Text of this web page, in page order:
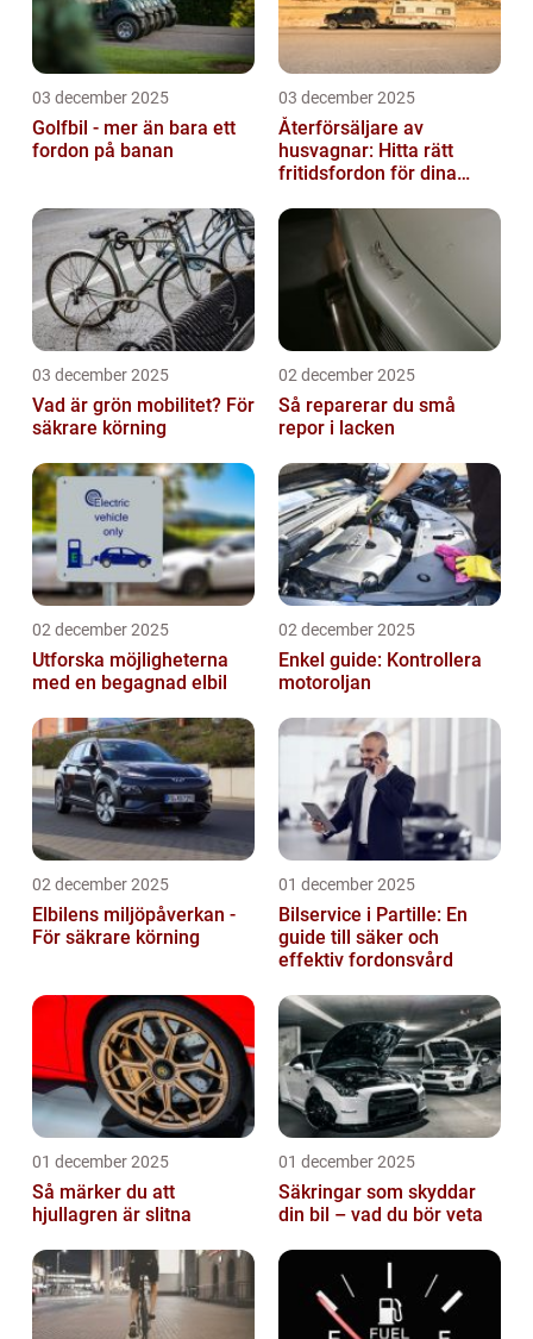
03 december 2025
Golfbil - mer än bara ett
fordon på banan
03 december 2025
Återförsäljare av
husvagnar: Hitta rätt
fritidsfordon för dina
03 december 2025
Vad är grön mobilitet? För
säkrare körning
02 december 2025
Så reparerar du små
repor i lacken
02 december 2025
Utforska möjligheterna
med en begagnad elbil
02 december 2025
Enkel guide: Kontrollera
motoroljan
02 december 2025
Elbilens miljöpåverkan -
För säkrare körning
01 december 2025
Bilservice i Partille: En
guide till säker och
effektiv fordonsvård
01 december 2025
Så märker du att
hjullagren är slitna
01 december 2025
Säkringar som skyddar
din bil – vad du bör veta